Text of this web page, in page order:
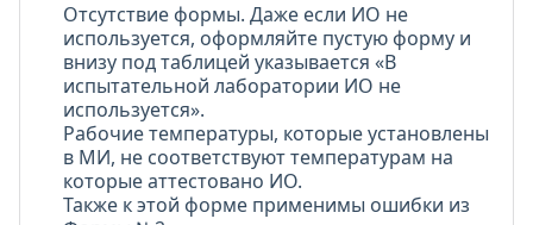
Отсутствие формы. Даже если ИО не
используется, оформляйте пустую форму и
внизу под таблицей указывается «В
испытательной лаборатории ИО не
используется».
Рабочие температуры, которые установлены
в МИ, не соответствуют температурам на
которые аттестовано ИО.
Также к этой форме применимы ошибки из